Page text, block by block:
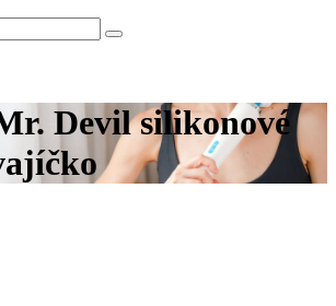
Devil silikonové